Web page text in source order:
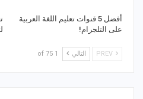
أفضل 5 قنوات تعليم اللغة العربية
على التلجرام!
التالي 1 of 75